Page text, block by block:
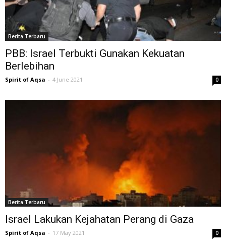
Berita Terbaru
PBB: Israel Terbukti Gunakan Kekuatan
Berlebihan
Spirit of Aqsa - 4 June 2021 0
Berita Terbaru
Israel Lakukan Kejahatan Perang di Gaza
Spirit of Aqsa - 17 May 2021 0